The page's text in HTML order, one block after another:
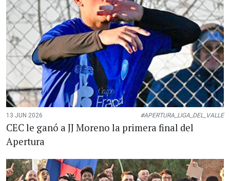
13 JUN 2026 #APERTURA_LIGA_DEL_VALLE
CEC le ganó a JJ Moreno la primera final del
Apertura